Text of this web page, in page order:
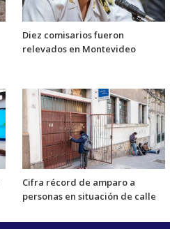
Diez comisarios fueron
relevados en Montevideo
Cifra récord de amparo a
personas en situación de calle